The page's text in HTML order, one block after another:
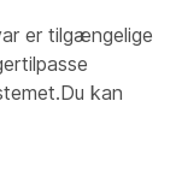
er tilgængelige
kan